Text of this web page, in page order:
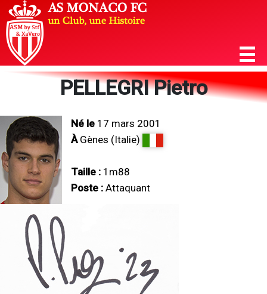
PELLEGRI Pietro
Né le 17 mars 2001
ÀGènes (Italie)
Taille : 1m88
Poste : Attaquant